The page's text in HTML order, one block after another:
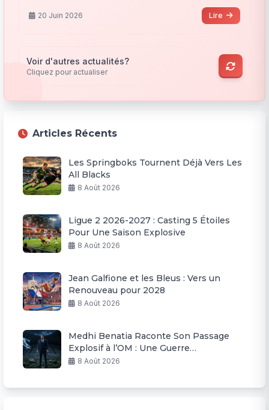
20 Juin 2026 Lire
Voir d'autres actualités?
Cliquez pour actualiser
Articles Récents
Les Springboks Tournent Déjà Vers Les
All Blacks
8 Août 2026
Ligue 2 2026-2027 : Casting 5 Étoiles
Pour Une Saison Explosive
8 Août 2026
Jean Galfione et les Bleus : Vers un
Renouveau pour 2028
8 Août 2026
Medhi Benatia Raconte Son Passage
Explosif à l’OM : Une Guerre
Permanente
8 Août 2026